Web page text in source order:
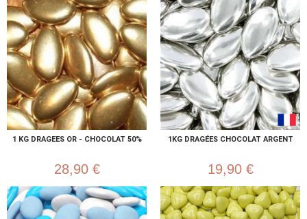
1 KG DRAGEES OR - CHOCOLAT 50%
28,90 €
1KG DRAGÉES CHOCOLAT ARGENT
19,90 €